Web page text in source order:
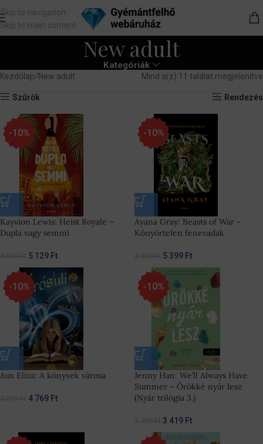
Skip to navigation
Skip to main content
New adult
Kategóriák
Kezdőlap New adult Mind a(z) 11 találat megjelenítve
Szűrők Rendezés
-10%
Kayvion Lewis: Heist Royale –
Dupla vagy semmi
5 129 Ft
-10%
Ayana Gray: Beasts of War –
Könyörtelen fenevadak
5 399 Ft
-10%
Aux Eliza: A könyvek városa
4 769 Ft
-10%
Jenny Han: We’ll Always Have
Summer – Örökké nyár lesz
(Nyár trilógia 3.)
3 419 Ft